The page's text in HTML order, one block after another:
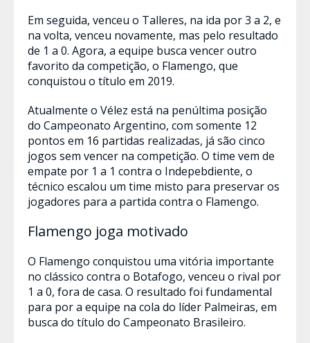
Em seguida, venceu o Talleres, na ida por 3 a 2, e
na volta, venceu novamente, mas pelo resultado
de 1 a 0. Agora, a equipe busca vencer outro
favorito da competição, o Flamengo, que
conquistou o título em 2019.
Atualmente o Vélez está na penúltima posição
do Campeonato Argentino, com somente 12
pontos em 16 partidas realizadas, já são cinco
jogos sem vencer na competição. O time vem de
empate por 1 a 1 contra o Indepebdiente, o
técnico escalou um time misto para preservar os
jogadores para a partida contra o Flamengo.
Flamengo joga motivado
O Flamengo conquistou uma vitória importante
no clássico contra o Botafogo, venceu o rival por
1 a 0, fora de casa. O resultado foi fundamental
para por a equipe na cola do líder Palmeiras, em
busca do título do Campeonato Brasileiro.